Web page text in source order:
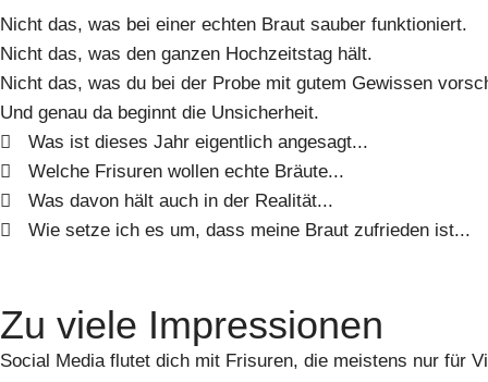
Nicht das, was bei einer echten Braut sauber funktioniert.
Nicht das, was den ganzen Hochzeitstag hält.
Nicht das, was du bei der Probe mit gutem Gewissen
Und genau da beginnt die Unsicherheit.
Was ist dieses Jahr eigentlich angesagt...
Welche Frisuren wollen echte Bräute...
Was davon hält auch in der Realität...
Wie setze ich es um, dass meine Braut zufrieden ist...
Zu viele Impressionen
Social Media flutet dich mit Frisuren, die meistens nur für